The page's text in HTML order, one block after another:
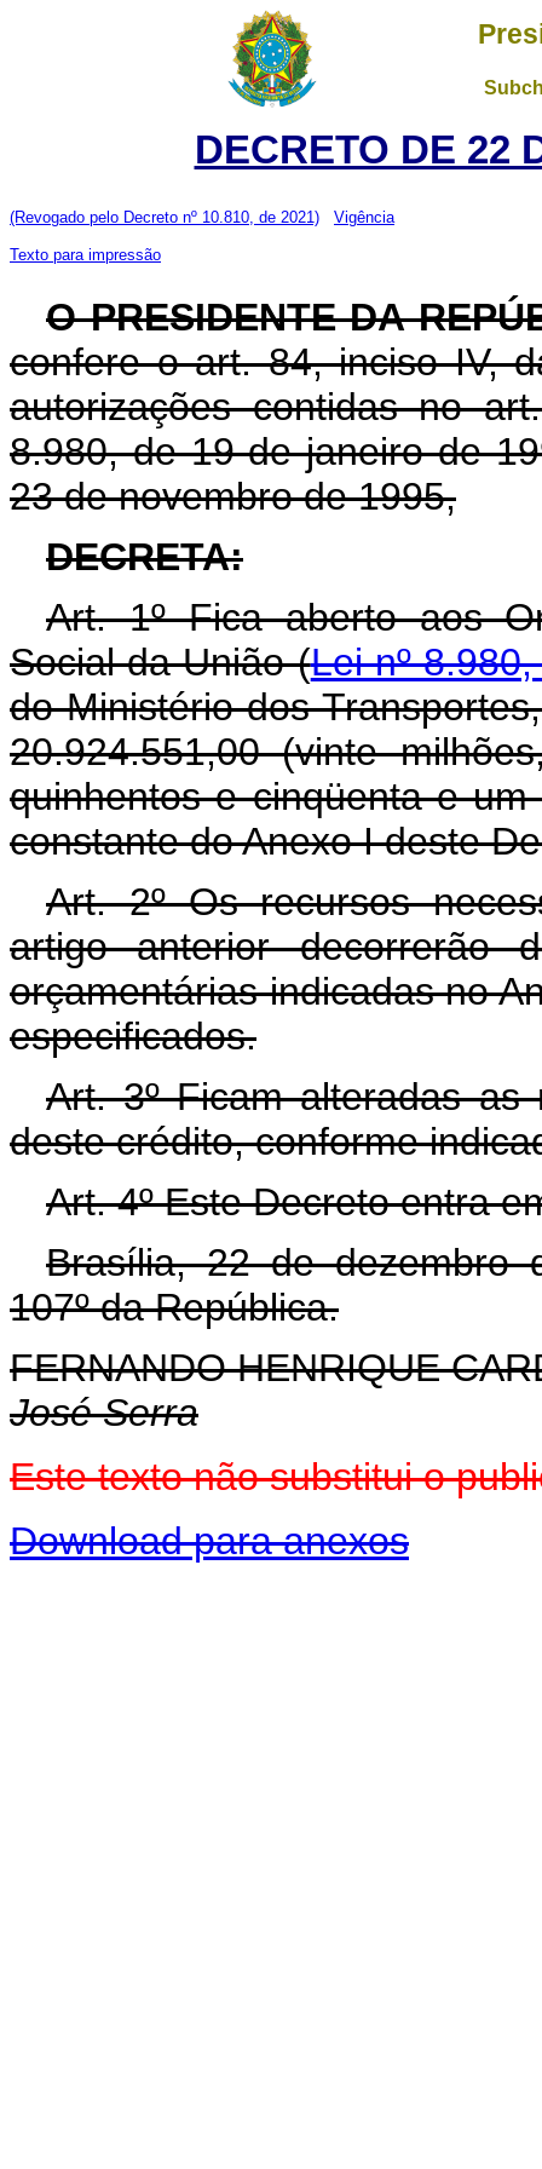
DECRETO DE 22
(Revogado pelo Decreto nº 10.810, de 2021) Vigência
Texto para impressão
O PRESIDENTE DA
confere o art. 84, inciso IV,
autorizações contidas no
8.980, de 19 de janeiro de
23 de novembro de 1995,
DECRETA:
Art. 1º Fica aberto aos
Social da União (Lei nº
do Ministério dos
20.924.551,00 (vinte
quinhentos e cinqüenta e
constante do Anexo I deste
Art. 2º Os recursos
artigo anterior decorrerão
orçamentárias indicadas no
especificados.
Art. 3º Ficam alteradas as
deste crédito, conforme
Art. 4º Este Decreto entra
Brasília, 22 de dezembro
107º da República.
FERNANDO HENRIQUE
José Serra
Este texto não substitui o
Download para anexos